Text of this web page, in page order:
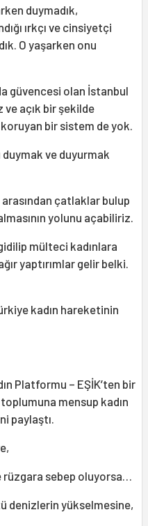
duymadık,
ırkçı ve cinsiyetçi
O yaşarken onu
güvencesi olan İstanbul
açık bir şekilde
bir sistem de yok.
duymak ve duyurmak
çatlaklar bulup
yolunu açabiliriz.
mülteci kadınlara
yaptırımlar gelir belki.
kadın hareketinin
Platformu – EŞİK’ten bir
mensup kadın
paylaştı.
rüzgara sebep oluyorsa…
denizlerin yükselmesine,